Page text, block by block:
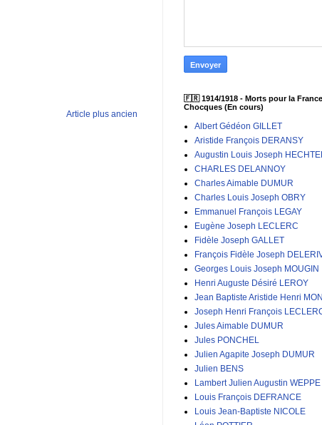
Article plus ancien
🇫🇷 1914/1918 - Morts pour la
Chocques (En cours)
Albert Gédéon GILLET
Aristide François DERANSY
Augustin Louis Joseph
CHARLES DELANNOY
Charles Aimable DUMUR
Charles Louis Joseph OBRY
Emmanuel François LEGAY
Eugène Joseph LECLERC
Fidèle Joseph GALLET
François Fidèle Joseph
Georges Louis Joseph MOUGIN
Henri Auguste Désiré LEROY
Jean Baptiste Aristide Henri
Joseph Henri François
Jules Aimable DUMUR
Jules PONCHEL
Julien Agapite Joseph DUMUR
Julien BENS
Lambert Julien Augustin WEPPE
Louis François DEFRANCE
Louis Jean-Baptiste NICOLE